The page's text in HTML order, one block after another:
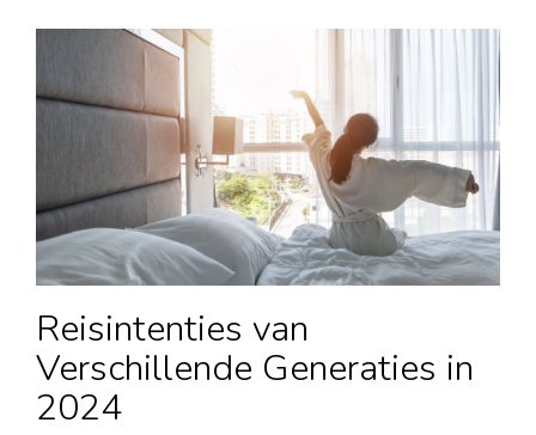
Reisintenties van
Verschillende Generaties in
2024